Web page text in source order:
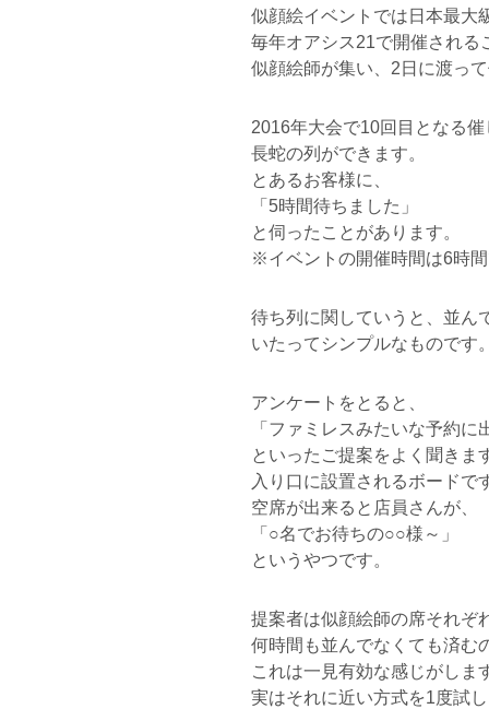
似顔絵イベントでは日本最大
毎年オアシス21で開催される
似顔絵師が集い、2日に渡っ
2016年大会で10回目となる
長蛇の列ができます。
とあるお客様に、
「5時間待ちました」
と伺ったことがあります。
※イベントの開催時間は6時
待ち列に関していうと、並ん
いたってシンプルなものです
アンケートをとると、
「ファミレスみたいな予約に
といったご提案をよく聞きま
入り口に設置されるボードで
空席が出来ると店員さんが、
「○名でお待ちの○○様～」
というやつです。
提案者は似顔絵師の席それぞ
何時間も並んでなくても済む
これは一見有効な感じがしま
実はそれに近い方式を1度試